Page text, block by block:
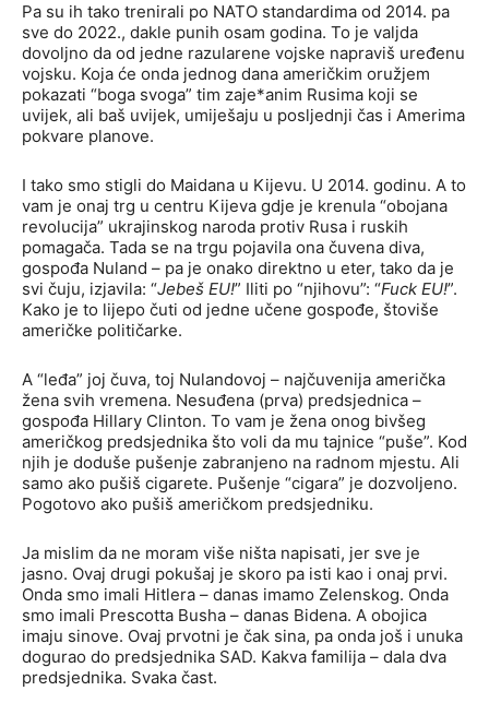
Pa su ih tako trenirali po NATO standardima od 2014. pa
sve do 2022., dakle punih osam godina. To je valjda
dovoljno da od jedne razularene vojske napraviš uređenu
vojsku. Koja će onda jednog dana američkim oružjem
pokazati “boga svoga” tim zaje*anim Rusima koji se
uvijek, ali baš uvijek, umiješaju u posljednji čas i Amerima
pokvare planove.
I tako smo stigli do Maidana u Kijevu. U 2014. godinu. A to
vam je onaj trg u centru Kijeva gdje je krenula “obojana
revolucija” ukrajinskog naroda protiv Rusa i ruskih
pomagača. Tada se na trgu pojavila ona čuvena diva,
gospođa Nuland – pa je onako direktno u eter, tako da je
svi čuju, izjavila: “Jebeš EU!” Iliti po “njihovu”: “Fuck EU!”.
Kako je to lijepo čuti od jedne učene gospođe, štoviše
američke političarke.
A “leđa” joj čuva, toj Nulandovoj – najčuvenija američka
žena svih vremena. Nesuđena (prva) predsjednica –
gospođa Hillary Clinton. To vam je žena onog bivšeg
američkog predsjednika što voli da mu tajnice “puše”. Kod
njih je doduše pušenje zabranjeno na radnom mjestu. Ali
samo ako pušiš cigarete. Pušenje “cigara” je dozvoljeno.
Pogotovo ako pušiš američkom predsjedniku.
Ja mislim da ne moram više ništa napisati, jer sve je
jasno. Ovaj drugi pokušaj je skoro pa isti kao i onaj prvi.
Onda smo imali Hitlera – danas imamo Zelenskog. Onda
smo imali Prescotta Busha – danas Bidena. A obojica
imaju sinove. Ovaj prvotni je čak sina, pa onda još i unuka
dogurao do predsjednika SAD. Kakva familija – dala dva
predsjednika. Svaka čast.